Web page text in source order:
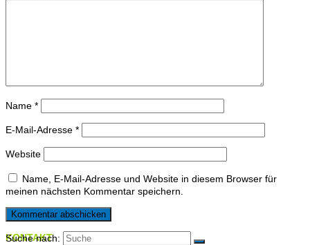
Name *
E-Mail-Adresse *
Website
Name, E-Mail-Adresse und Website in diesem Browser für
meinen nächsten Kommentar speichern.
Suche nach:
KONTAKT